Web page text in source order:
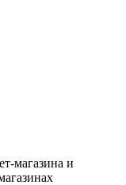
магазина и